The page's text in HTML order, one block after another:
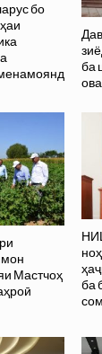
бо
ба
Мастчоҳ
ба